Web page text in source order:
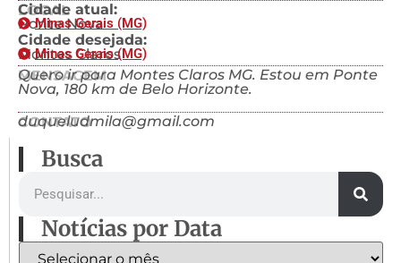
LOCAL
Cidade atual:
Ponte Nova
Minas Gerais (MG)
Cidade desejada:
Montes Claros
Minas Gerais (MG)
MENSAGEM
Quero ir para Montes Claros MG. Estou em Ponte
Nova, 180 km de Belo Horizonte.
CONTATO
duqueludmila@gmail.com
Busca
Notícias por Data